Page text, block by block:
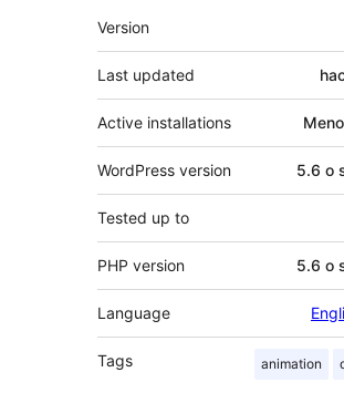
Meta
Version
Last updated
Active installations
WordPress version 5.6 o
Tested up to
PHP version 5.6 o
Language
Tags animation